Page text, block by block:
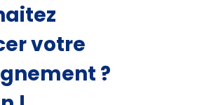
votre
?